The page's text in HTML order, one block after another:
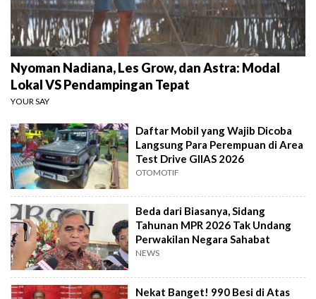
Nyoman Nadiana, Les Grow, dan Astra: Modal
Lokal VS Pendampingan Tepat
YOUR SAY
Daftar Mobil yang Wajib Dicoba
Langsung Para Perempuan di Area
Test Drive GIIAS 2026
OTOMOTIF
Beda dari Biasanya, Sidang
Tahunan MPR 2026 Tak Undang
Perwakilan Negara Sahabat
NEWS
Nekat Banget! 990 Besi di Atas